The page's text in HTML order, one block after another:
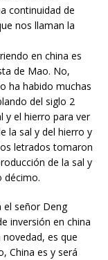
continuidad de
nos llaman la
en china es
de Mao. No,
ha habido muchas
del siglo 2
y el hierro para ver
la sal y del hierro y
letrados tomaron
de la sal y
décimo.
el señor Deng
inversión en china
es que
China es y será